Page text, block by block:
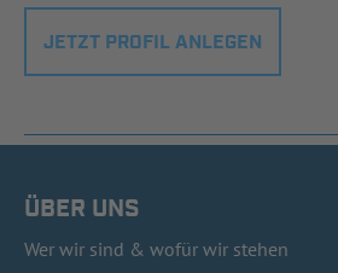
JETZT PROFIL ANLEGEN
ÜBER UNS
Wer wir sind & wofür wir stehen